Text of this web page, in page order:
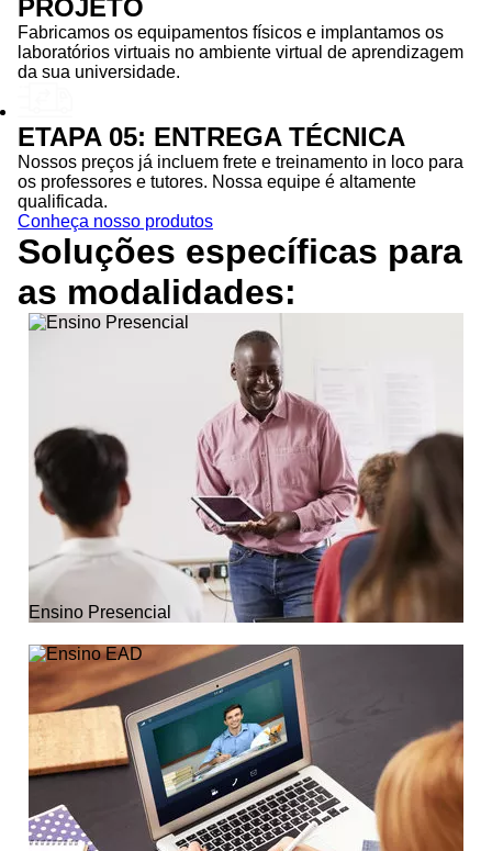
PROJETO
Fabricamos os equipamentos físicos e implantamos os
laboratórios virtuais no ambiente virtual de aprendizagem
da sua universidade.
ETAPA 05: ENTREGA TÉCNICA
Nossos preços já incluem frete e treinamento in loco para
os professores e tutores. Nossa equipe é altamente
qualificada.
Conheça nosso produtos
Soluções específicas para
as modalidades:
Ensino Presencial